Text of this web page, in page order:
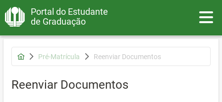
Portal do Estudante
de Graduação
Pré-Matrícula Reenviar Documentos
Reenviar Documentos